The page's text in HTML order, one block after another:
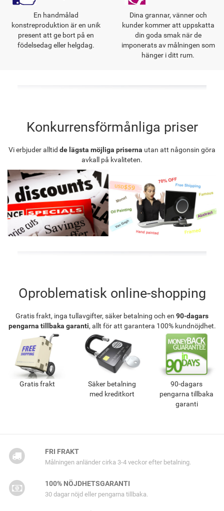
En handmålad
konstreproduktion är en unik
present att ge bort på en
födelsedag eller helgdag.
Dina grannar, vänner och
kunder kommer att uppskatta
din goda smak när de
imponerats av målningen som
hänger i ditt rum.
Konkurrensförmånliga priser
Vi erbjuder alltid de lägsta möjliga priserna utan att någonsin göra
avkall på kvaliteten.
Oproblematisk online-shopping
Gratis frakt, inga tullavgifter, säker betalning och en 90-dagars
pengarna tillbaka garanti, allt för att garantera 100% kundnöjdhet.
Gratis frakt
Säker betalning
med kreditkort
90-dagars
pengarna tillbaka
garanti
FRI FRAKT
Målningen anländer cirka 3-4 veckor efter betalning.
100% NÖJDHETSGARANTI
30 dagar nöjd eller pengarna tillbaka.